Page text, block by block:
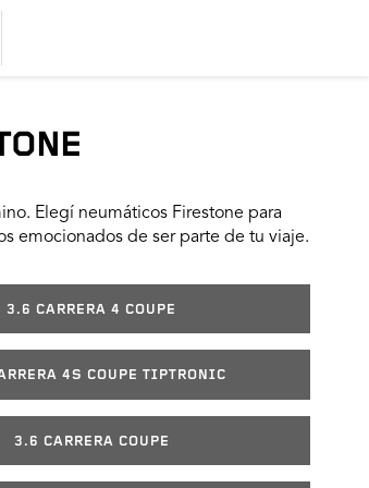
Elegí neumáticos Firestone para
emocionados de ser parte de tu viaje.
3.6 CARRERA 4 COUPE
4S COUPE TIPTRONIC
3.6 CARRERA COUPE